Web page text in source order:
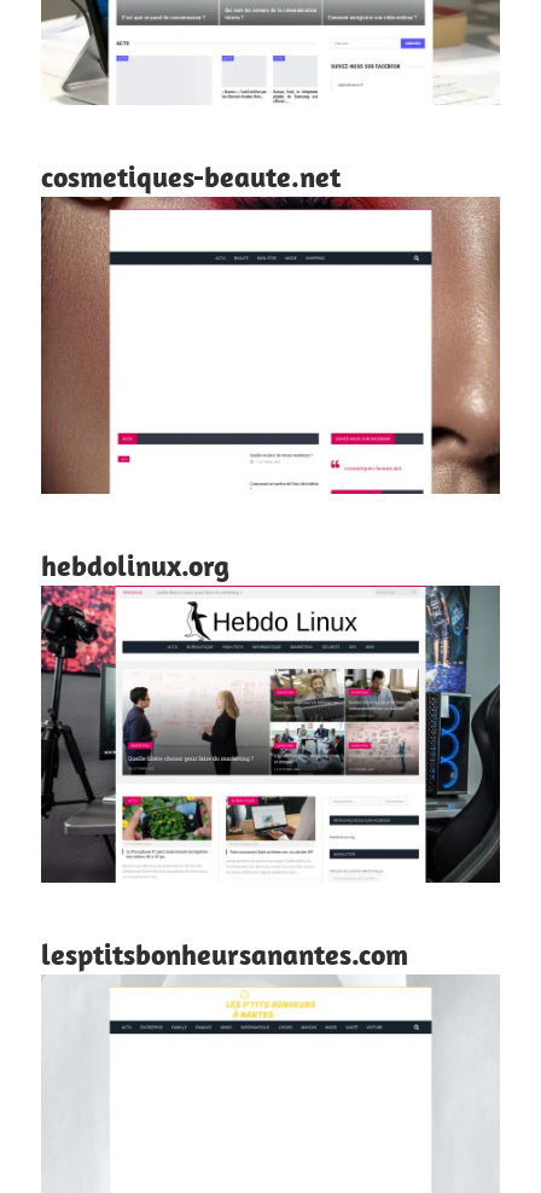
cosmetiques-beaute.net
hebdolinux.org
lesptitsbonheursanantes.com